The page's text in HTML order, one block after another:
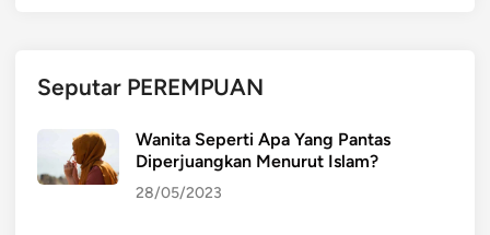
Seputar PEREMPUAN
Wanita Seperti Apa Yang Pantas
Diperjuangkan Menurut Islam?
28/05/2023